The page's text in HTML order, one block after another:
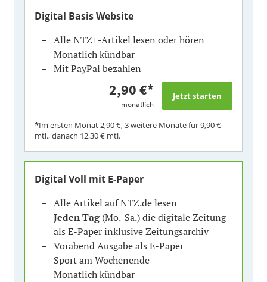
Digital Basis Website
Alle NTZ+-Artikel lesen oder hören
Monatlich kündbar
Mit PayPal bezahlen
2,90 €*
monatlich
*Im ersten Monat2,90 €, 3 weitere Monate für9,90 €
mtl., danach 12,30 € mtl.
Digital Voll mit E-Paper
Alle Artikel auf NTZ.de lesen
Jeden Tag(Mo.-Sa.) die digitale Zeitung
als E-Paper inklusive Zeitungsarchiv
Vorabend Ausgabe als E-Paper
Sport am Wochenende
Monatlich kündbar